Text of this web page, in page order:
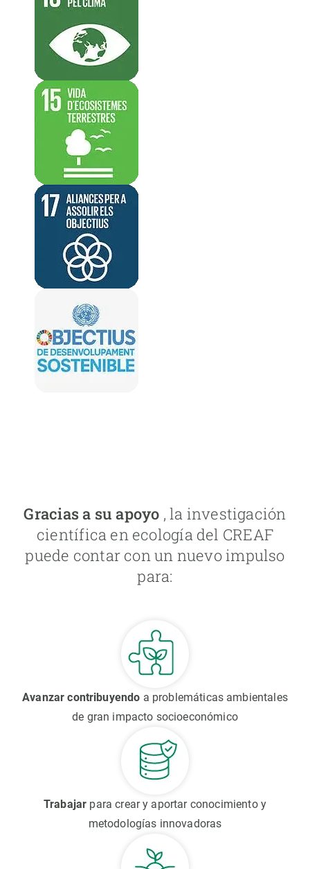
Gracias a su apoyo , la investigación
científica en ecología del CREAF
puede contar con un nuevo impulso
para:
Avanzar contribuyendo a problemáticas ambientales
de gran impacto socioeconómico
Trabajar para crear y aportar conocimiento y
metodologías innovadoras